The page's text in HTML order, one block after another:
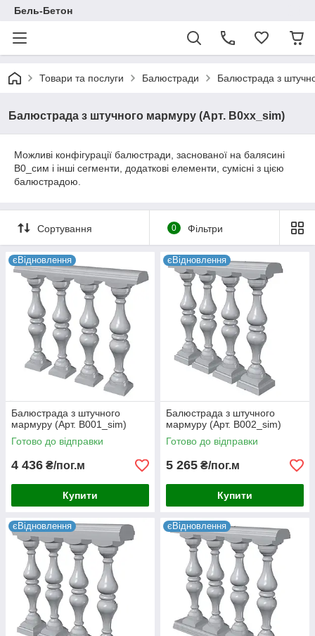
Бель-Бетон
Товари та послуги Балюстради Балюстрада з
Балюстрада з штучного мармуру (Арт. B0xx_sim)
Можливі конфігурації балюстради, заснованої на балясині
В0_сим і інші сегменти, додаткові елементи, сумісні з цією
балюстрадою.
Сортування 0 Фільтри
єВідновлення
Балюстрада з штучного
мармуру (Арт. B001_sim)
Готово до відправки
4 436 ₴/пог.м
Купити
єВідновлення
Балюстрада з штучного
мармуру (Арт. B002_sim)
Готово до відправки
5 265 ₴/пог.м
Купити
єВідновлення єВідновлення